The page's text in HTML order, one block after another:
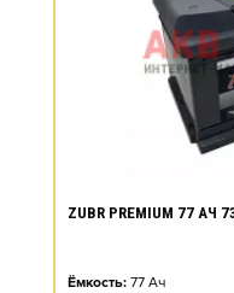
ZUBR PREMIUM 77
Ёмкость: 77 Ач